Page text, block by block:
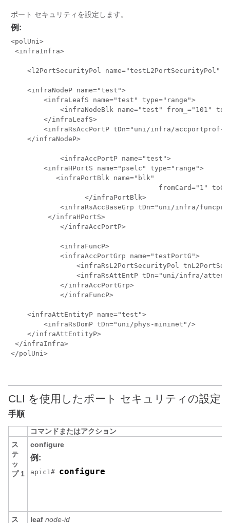
ポート セキュリティを設定します。
例:
<polUni>
<infraInfra>
<l2PortSecurityPol name="testL2PortSecurityPol"
    <infraNodeP name="test">
        <infraLeafS name="test" type="range">
<infraNodeBlk name="test" from_="101"
        </infraLeafS>
<infraRsAccPortP tDn="uni/infra/accportprof-
    </infraNodeP>
            <infraAccPortP name="test">
        <infraHPortS name="pselc" type="range">
           <infraPortBlk name="blk"
fromCard="1"
                  </infraPortBlk>
<infraRsAccBaseGrp tDn="uni/infra/
         </infraHPortS>
            </infraAccPortP>
            <infraFuncP>
            <infraAccPortGrp name="testPortG">
<infraRsL2PortSecurityPol
<infraRsAttEntP tDn="uni/infra/
            </infraAccPortGrp>
            </infraFuncP>
    <infraAttEntityP name="test">
        <infraRsDomP tDn="uni/phys-mininet"/>
    </infraAttEntityP>
</infraInfra>
</polUni>
CLI を使用したポート セキュリティの設定
手順
コマンドまたはアクション
ス
テ
ッ
プ 1
configure
例:
apic1# configure
ス leaf node-id